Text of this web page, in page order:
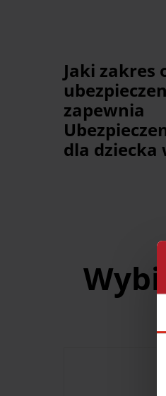
Jaki zakres
zapewnia
dla dziecka